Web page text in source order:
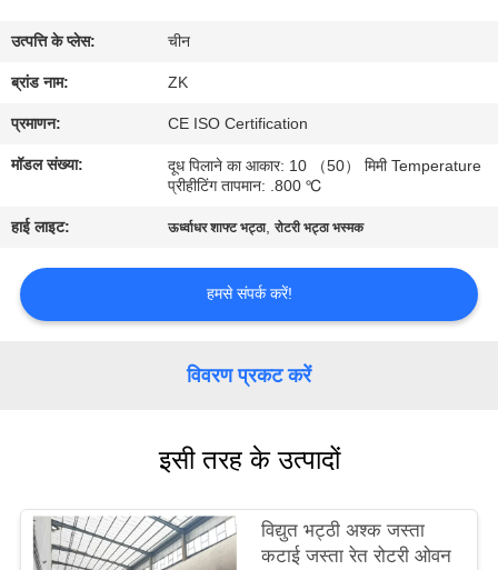
कारखाना
भ्रमण
नियंत्रण
संपर्क
उद्धरण
उत्पत्ति के प्लेस: चीन
ब्रांड नाम: ZK
प्रमाणन: CE ISO Certification
मॉडल संख्या:
दूध पिलाने का आकार: 10 （50） मिमी Temperature
प्रीहीटिंग तापमान: .800 ℃
हाई लाइट: ऊर्ध्वाधर शाफ्ट भट्ठा,रोटरी भट्ठा भस्मक
हमसे संपर्क करें!
विवरण प्रकट करें
इसी तरह के उत्पादों
विद्युत भट्ठी अश्क जस्ता
कटाई जस्ता रेत रोटरी ओवन